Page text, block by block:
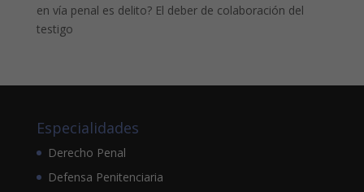
en vía penal es delito? El deber de colaboración del
testigo
Especialidades
Derecho Penal
Defensa Penitenciaria